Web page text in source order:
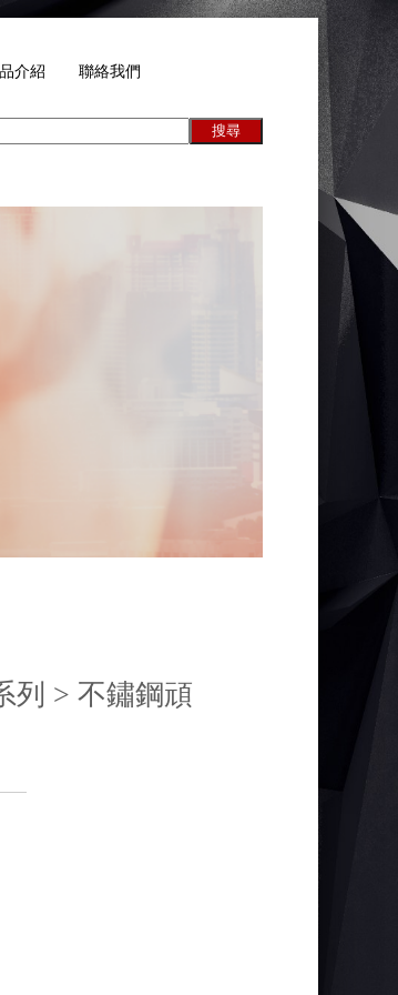
介紹 聯絡我們
列 > 不鏽鋼頑
搜尋